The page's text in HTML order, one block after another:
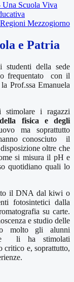
Una Scuola Viva
Mezzogiorno
e Patria
studenti della sede
frequentato
con il
Prof.ssa Emanuela
stimolare i ragazzi
fisica e degli
ma soprattutto
conosciuto
il
oltre che
si misura il pH e
quotidiano quali lo
il DNA dal kiwi o
fotosintetici dalla
su carte.
e studio delle
molto gli alunni
li ha stimolati
critico e, soprattutto,